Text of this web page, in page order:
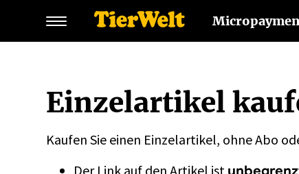
Einzelartikel
Kaufen Sie einen Einzelartikel, ohne Abo
Der Link auf den Artikel ist